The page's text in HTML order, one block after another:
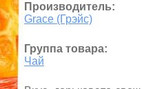
Производитель:
Grace (Грэйс)
Группа товара:
Чай